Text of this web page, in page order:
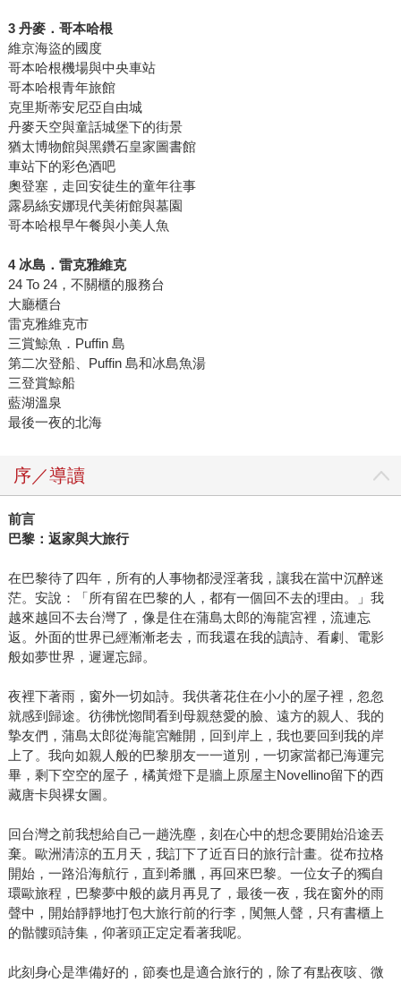
3 丹麥．哥本哈根
維京海盜的國度
哥本哈根機場與中央車站
哥本哈根青年旅館
克里斯蒂安尼亞自由城
丹麥天空與童話城堡下的街景
猶太博物館與黑鑽石皇家圖書館
車站下的彩色酒吧
奧登塞，走回安徒生的童年往事
露易絲安娜現代美術館與墓園
哥本哈根早午餐與小美人魚
4 冰島．雷克雅維克
24 To 24，不關櫃的服務台
大廳櫃台
雷克雅維克市
三賞鯨魚．Puffin 島
第二次登船、Puffin 島和冰島魚湯
三登賞鯨船
藍湖溫泉
最後一夜的北海
序／導讀
前言
巴黎：返家與大旅行
在巴黎待了四年，所有的人事物都浸淫著我，讓我在當中沉醉迷
茫。安說：「所有留在巴黎的人，都有一個回不去的理由。」我
越來越回不去台灣了，像是住在蒲島太郎的海龍宮裡，流連忘
返。外面的世界已經漸漸老去，而我還在我的讀詩、看劇、電影
般如夢世界，遲遲忘歸。
夜裡下著雨，窗外一切如詩。我供著花住在小小的屋子裡，忽忽
就感到歸途。彷彿恍惚間看到母親慈愛的臉、遠方的親人、我的
摯友們，蒲島太郎從海龍宮離開，回到岸上，我也要回到我的岸
上了。我向如親人般的巴黎朋友一一道別，一切家當都已海運完
畢，剩下空空的屋子，橘黃燈下是牆上原屋主Novellino留下的西
藏唐卡與裸女圖。
回台灣之前我想給自己一趟洗塵，刻在心中的想念要開始沿途丟
棄。歐洲清涼的五月天，我訂下了近百日的旅行計畫。從布拉格
開始，一路沿海航行，直到希臘，再回來巴黎。一位女子的獨自
環歐旅程，巴黎夢中般的歲月再見了，最後一夜，我在窗外的雨
聲中，開始靜靜地打包大旅行前的行李，闃無人聲，只有書櫃上
的骷髏頭詩集，仰著頭正定定看著我呢。
此刻身心是準備好的，節奏也是適合旅行的，除了有點夜咳、微